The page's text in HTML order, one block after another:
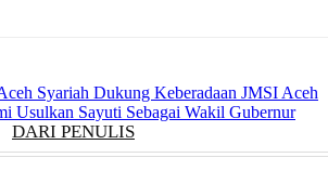
Syariah Dukung Keberadaan JMSI Aceh
Usulkan Sayuti Sebagai Wakil Gubernur
DARI PENULIS